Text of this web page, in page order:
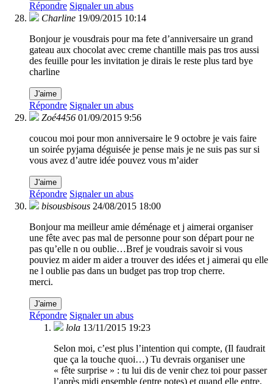
Répondre Signaler un abus
Charline 19/09/2015 10:14
Bonjour je vousdrais pour ma fete d’anniversaire un grand
gateau aux chocolat avec creme chantille mais pas tros aussi
des feuille pour les invitation je dirais le reste plus tard bye
charline
J'aime
Répondre Signaler un abus
Zoé4456 01/09/2015 9:56
coucou moi pour mon anniversaire le 9 octobre je vais faire
un soirée pyjama déguisée je pense mais je ne suis pas sur si
vous avez d’autre idée pouvez vous m’aider
J'aime
Répondre Signaler un abus
bisousbisous 24/08/2015 18:00
Bonjour ma meilleur amie déménage et j aimerai organiser
une fête avec pas mal de personne pour son départ pour ne
pas qu’elle n ou oublie…Bref je voudrais savoir si vous
pouviez m aider m aider a trouver des idées et j aimerai qu elle
ne l oublie pas dans un budget pas trop trop cherre.
merci.
J'aime
Répondre Signaler un abus
lola 13/11/2015 19:23
Selon moi, c’est plus l’intention qui compte, (Il faudrait
que ça la touche quoi…) Tu devrais organiser une
« fête surprise » : tu lui dis de venir chez toi pour passer
l’après midi ensemble (entre potes) et quand elle entre,